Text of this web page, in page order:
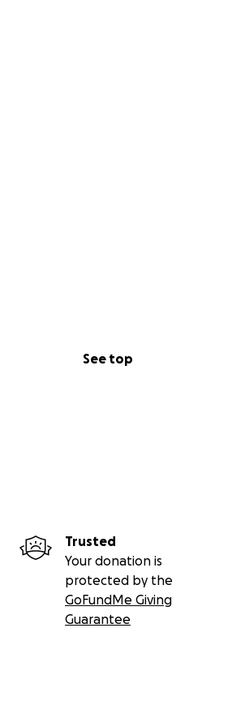
See top
Trusted
Your donation is
protected by the
GoFundMe Giving
Guarantee